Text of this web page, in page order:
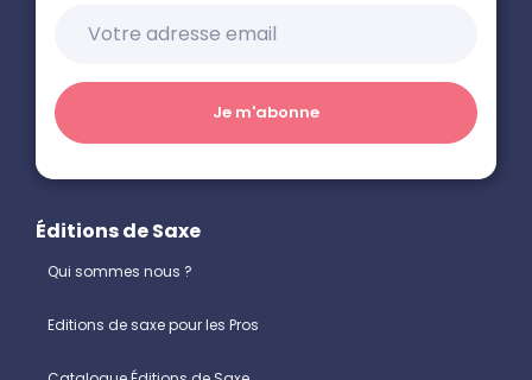
Éditions de Saxe
Qui sommes nous ?
Editions de saxe pour les Pros